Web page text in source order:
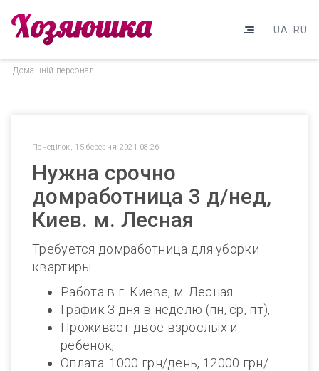
UA RU
Домашнiй персонал
Понеділок, 15 березня 2021 08:26
Нужна срочно
домработница 3 д/нед,
Киев. м. Лесная
Требуется домработница для уборки
квартиры.
Работа в г. Киеве, м. Лесная
График 3 дня в неделю (пн, ср, пт),
Проживает двое взрослых и
ребенок,
Оплата: 1000 грн/день, 12000 грн/